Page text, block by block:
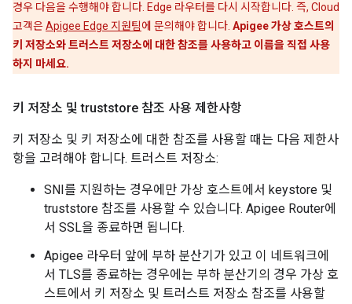
경우 다음을 수행해야 합니다. Edge 라우터를 다시 시작합니다. 즉, Cloud
고객은Apigee Edge 지원팀에 문의해야 합니다. Apigee 가상 호스트의
키 저장소와 트러스트 저장소에 대한 참조를 사용하고 이름을 직접 사용
하지 마세요.
키 저장소 및 truststore 참조 사용 제한사항
키 저장소 및 키 저장소에 대한 참조를 사용할 때는 다음 제한사
항을 고려해야 합니다. 트러스트 저장소:
SNI를 지원하는 경우에만 가상 호스트에서 keystore 및
truststore 참조를 사용할 수 있습니다. Apigee Router에
서 SSL을 종료하면 됩니다.
Apigee 라우터 앞에 부하 분산기가 있고 이 네트워크에
서 TLS를 종료하는 경우에는 부하 분산기의 경우 가상 호
스트에서 키 저장소 및 트러스트 저장소 참조를 사용할